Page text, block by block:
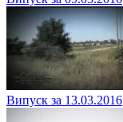
Випуск за 13.03.2016